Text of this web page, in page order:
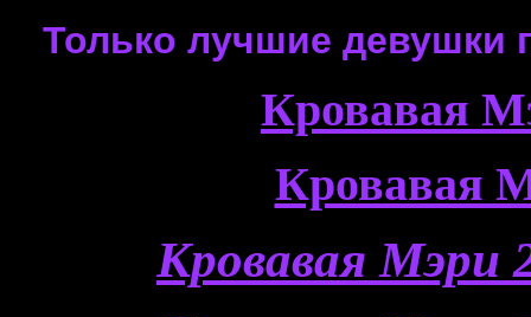
Только лучшие девушки
Кровавая
Кровавая
Кровавая Мэри